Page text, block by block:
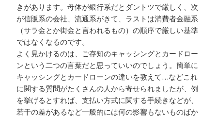
きがあります。母体が銀行系だとダントツで厳しく、次
が信販系の会社、流通系がきて、ラストは消費者金融系
（サラ金とか街金と言われるもの）の順序で厳しい基準
ではなくなるのです。
よく見かけるのは、ご存知のキャッシングとカードロー
ンという二つの言葉だと思っていいのでしょう。簡単に
キャッシングとカードローンの違いを教えて…などこれ
に関する質問がたくさんの人から寄せられましたが、例
を挙げるとすれば、支払い方式に関する手続きなどが、
若干の差があるなど一般的には何の影響もないものばか